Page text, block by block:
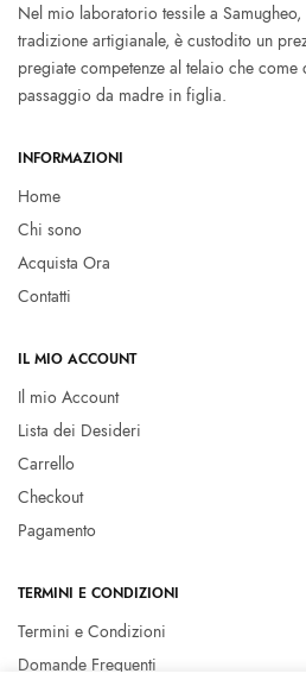
Nel mio laboratorio tessile a
tradizione artigianale, è custodito un
pregiate competenze al telaio che
passaggio da madre in figlia.
INFORMAZIONI
Home
Chi sono
Acquista Ora
Contatti
IL MIO ACCOUNT
Il mio Account
Lista dei Desideri
Carrello
Checkout
Pagamento
TERMINI E CONDIZIONI
Termini e Condizioni
Domande Frequenti